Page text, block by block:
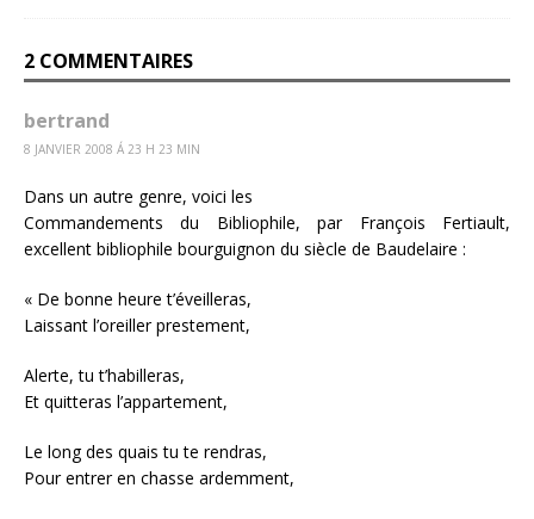
2 COMMENTAIRES
bertrand
8 JANVIER 2008 Á 23 H 23 MIN
Dans un autre genre, voici les
Commandements du Bibliophile, par François Fertiault,
excellent bibliophile bourguignon du siècle de Baudelaire :
« De bonne heure t’éveilleras,
Laissant l’oreiller prestement,
Alerte, tu t’habilleras,
Et quitteras l’appartement,
Le long des quais tu te rendras,
Pour entrer en chasse ardemment,